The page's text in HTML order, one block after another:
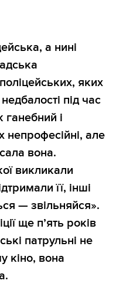
а нині
яких
під час
ганебний і
непрофесійні, але
вона.
викликали
її, інші
— звільняйся».
ще п’ять років
патрульні не
кіно, вона